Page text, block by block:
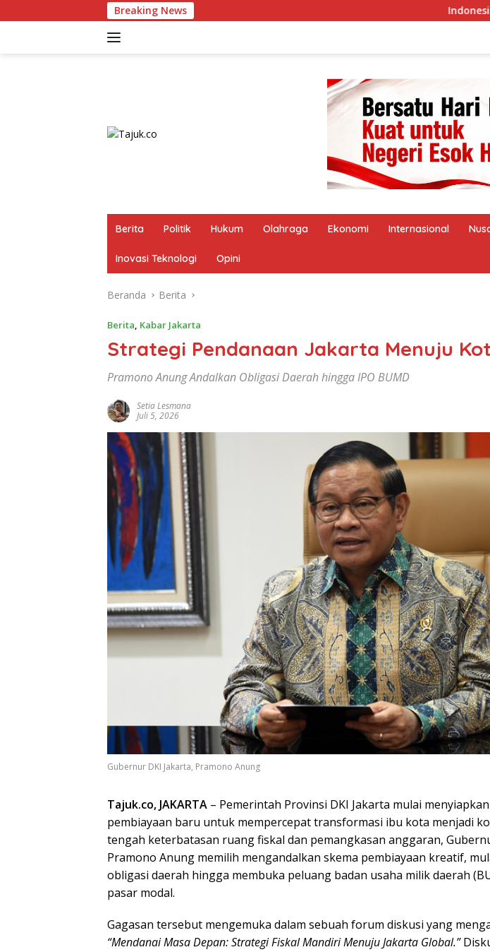
ke
Breaking News Indonesia Tersingkir
Berita Politik Hukum Olahraga Ekonomi Internasional
Inovasi Teknologi Opini
Beranda Berita
Berita, Kabar Jakarta
Strategi Pendanaan Jakarta Menuju
Pramono Anung Andalkan Obligasi Daerah hingga IPO BUMD
Setia Lesmana
Juli 5, 2026
Gubernur DKI Jakarta, Pramono Anung
Tajuk.co, JAKARTA – Pemerintah Provinsi DKI Jakarta mulai
pembiayaan baru untuk mempercepat transformasi ibu kota menjadi
tengah keterbatasan ruang fiskal dan pemangkasan anggaran,
Pramono Anung memilih mengandalkan skema pembiayaan kreatif,
obligasi daerah hingga membuka peluang badan usaha milik daerah
pasar modal.
Gagasan tersebut mengemuka dalam sebuah forum diskusi yang
“Mendanai Masa Depan: Strategi Fiskal Mandiri Menuju Jakarta Global.”